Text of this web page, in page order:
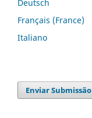
Deutsch
Français (France)
Italiano
Enviar Submissão